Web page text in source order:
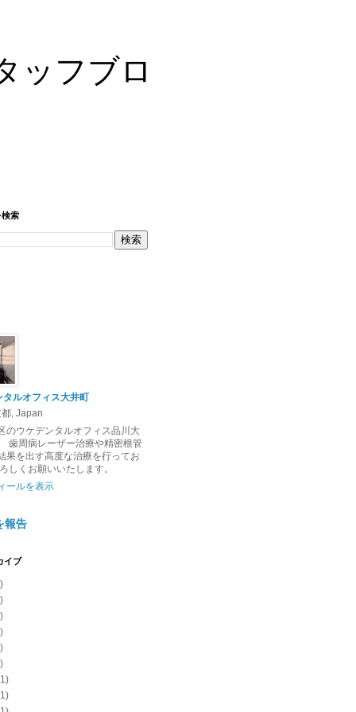
ッフブロ
検索
タルオフィス大井町
, Japan
のウケデンタルオフィス品川大
歯周病レーザー治療や精密根管
果を出す高度な治療を行ってお
しくお願いいたします。
ールを表示
報告
イブ